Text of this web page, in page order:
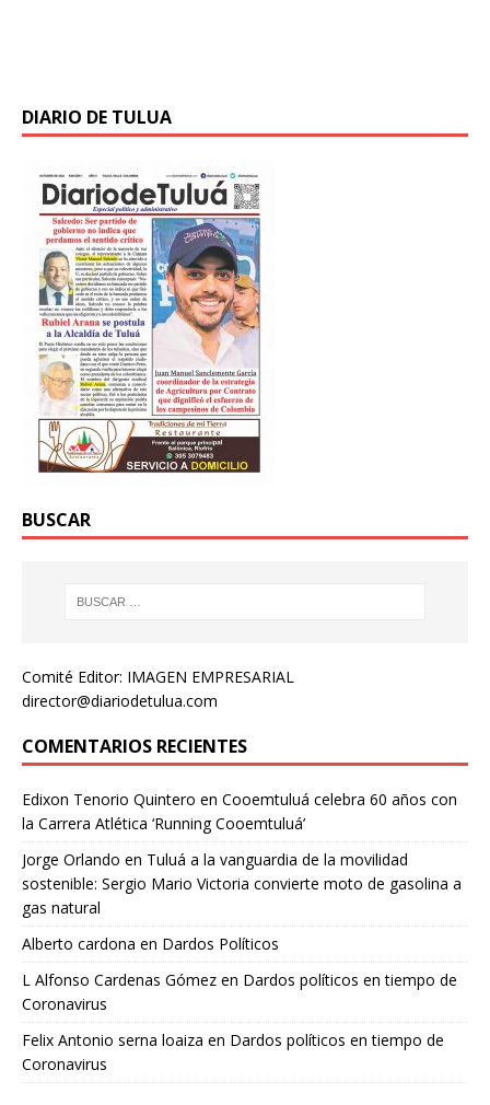
DIARIO DE TULUA
BUSCAR
Comité Editor: IMAGEN EMPRESARIAL
director@diariodetulua.com
COMENTARIOS RECIENTES
Edixon Tenorio Quintero en Cooemtuluá celebra 60 años con
la Carrera Atlética ‘Running Cooemtuluá’
Jorge Orlando en Tuluá a la vanguardia de la movilidad
sostenible: Sergio Mario Victoria convierte moto de gasolina a
gas natural
Alberto cardona en Dardos Políticos
L Alfonso Cardenas Gómez en Dardos políticos en tiempo de
Coronavirus
Felix Antonio serna loaiza en Dardos políticos en tiempo de
Coronavirus